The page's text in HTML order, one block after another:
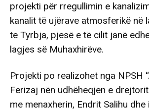
projekti për rregullimin e
kanalit të ujërave atmosferikë në
te Tyrbja, pjesë e të cilit janë
lagjes së Muhaxhirëve.
Projekti po realizohet nga NPSH
Ferizaj nën udhëheqjen e
me menaxherin, Endrit Salihu dhe